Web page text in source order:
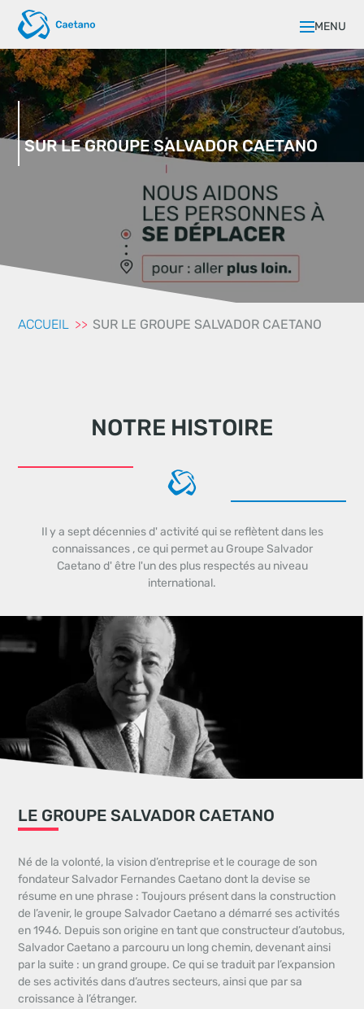
MENU
SUR LE GROUPE SALVADOR CAETANO
ACCUEIL SUR LE GROUPE SALVADOR CAETANO
NOTRE HISTOIRE
Il y a sept décennies d' activité qui se reflètent dans les
connaissances , ce qui permet au Groupe Salvador
Caetano d' être l'un des plus respectés au niveau
international.
LE GROUPE SALVADOR CAETANO
Né de la volonté, la vision d’entreprise et le courage de son
fondateur Salvador Fernandes Caetano dont la devise se
résume en une phrase : Toujours présent dans la construction
de l’avenir, le groupe Salvador Caetano a démarré ses activités
en 1946. Depuis son origine en tant que constructeur d’autobus,
Salvador Caetano a parcouru un long chemin, devenant ainsi
par la suite : un grand groupe. Ce qui se traduit par l’expansion
de ses activités dans d’autres secteurs, ainsi que par sa
croissance à l’étranger.